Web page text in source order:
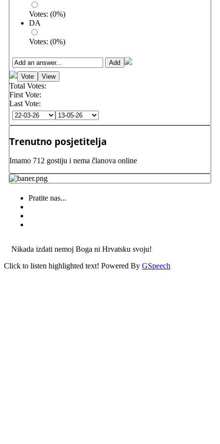
Votes: (0%)
DA
Votes: (0%)
Total Votes:
First Vote:
Last Vote:
Trenutno posjetitelja
Imamo 712 gostiju i nema članova online
Pratite nas...
Nikada izdati nemoj Boga ni Hrvatsku svoju!
Click to listen highlighted text! Powered By GSpeech